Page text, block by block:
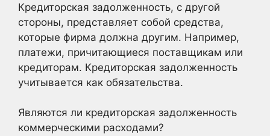
Кредиторская задолженность, с другой
стороны, представляет собой средства,
которые фирма должна другим. Например,
платежи, причитающиеся поставщикам или
кредиторам. Кредиторская задолженность
учитывается как обязательства.
Являются ли кредиторская задолженность
коммерческими расходами?